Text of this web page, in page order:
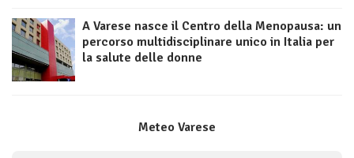
A Varese nasce il Centro della Menopausa: un
percorso multidisciplinare unico in Italia per
la salute delle donne
Meteo Varese